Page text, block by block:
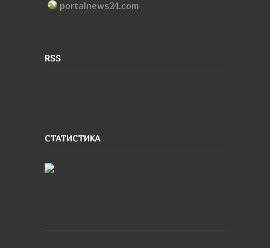
portalnews24.com
RSS
СТАТИСТИКА